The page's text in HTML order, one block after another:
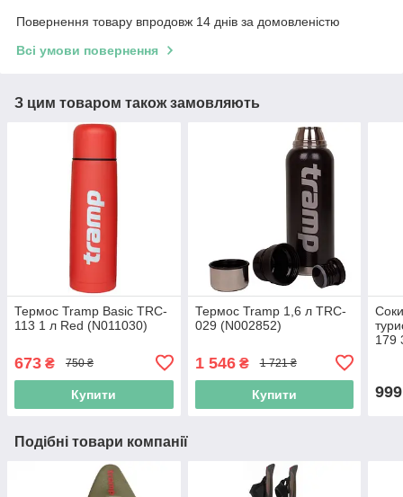
Повернення товару впродовж 14 днів за домовленістю
Всі умови повернення
З цим товаром також замовляють
Термос Tramp Basic TRC-
113 1 л Red (N011030)
673 ₴ 750 ₴
Купити
Термос Tramp 1,6 л TRC-
029 (N002852)
1 546₴ 1 721 ₴
Купити
179
999
Подібні товари компанії